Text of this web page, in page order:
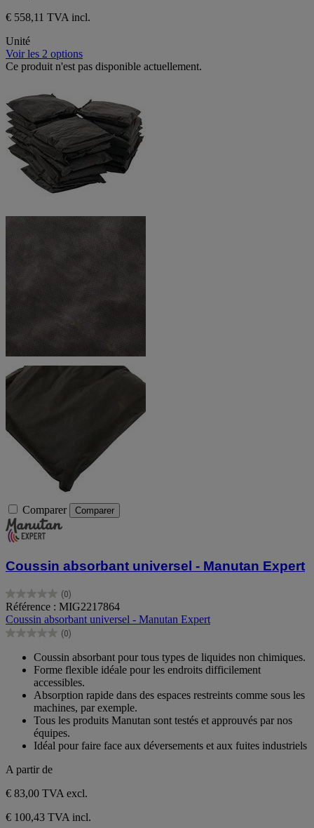
€ 558,11 TVA incl.
Unité
Voir les 2 options
Ce produit n'est pas disponible actuellement.
Comparer Comparer
Coussin absorbant universel - Manutan Expert
(0)
0.0
sur
5
étoiles.
Référence : MIG2217864
Coussin absorbant universel - Manutan Expert
(0)
0.0
étoiles.
Coussin absorbant pour tous types de liquides non chimiques.
Forme flexible idéale pour les endroits difficilement
accessibles.
Absorption rapide dans des espaces restreints comme sous les
machines, par exemple.
Tous les produits Manutan sont testés et approuvés par nos
équipes.
Idéal pour faire face aux déversements et aux fuites industriels
A partir de
€ 83,00 TVA excl.
€ 100,43 TVA incl.